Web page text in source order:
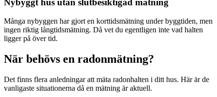
Nybyggt hus utan slutbesiktigad mätning
Många nybyggen har gjort en korttidsmätning under byggtiden, men
ingen riktig långtidsmätning. Då vet du egentligen inte vad halten
ligger på över tid.
När behövs en radonmätning?
Det finns flera anledningar att mäta radonhalten i ditt hus. Här är de
vanligaste situationerna då en mätning är aktuell.